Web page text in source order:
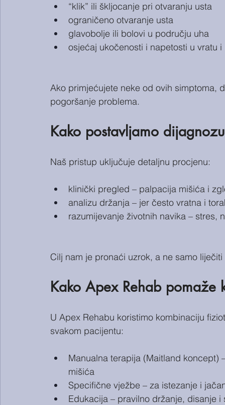
“klik” ili škljocanje pri otvaranju usta
ograničeno otvaranje usta
glavobolje ili bolovi u području uha
osjećaj ukočenosti i napetosti u vratu i
Ako primjećujete neke od ovih simptoma,
pogoršanje problema.
Kako postavljamo
Naš pristup uključuje detaljnu procjenu:
klinički pregled – palpacija mišića i
analizu držanja – jer često vratna i
razumijevanje životnih navika – stres,
Cilj nam je pronaći uzrok, a ne samo
Kako Apex Rehab pomaže
U Apex Rehabu koristimo kombinaciju
svakom pacijentu:
Manualna terapija (Maitland
mišića
Specifične vježbe – za istezanje i
Edukacija – pravilno držanje, disanje